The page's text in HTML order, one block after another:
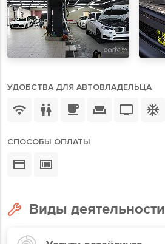
УДОБСТВА ДЛЯ АВТОВЛАДЕЛЬЦА
СПОСОБЫ ОПЛАТЫ
Виды деятельности